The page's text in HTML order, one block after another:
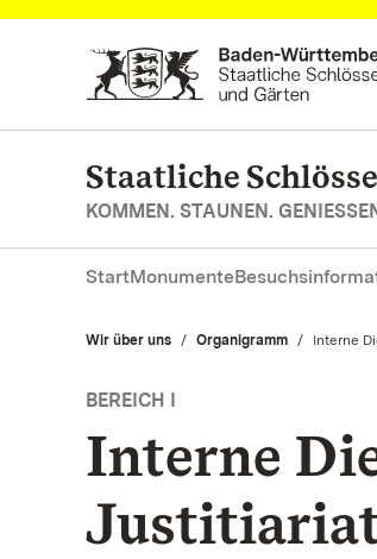
Zum Hauptinhalt springen
Staatliche
KOMMEN. STAUNEN.
StartMonumente
Wir über uns Organigramm Aktuell:
Interne
BEREICH I
Interne